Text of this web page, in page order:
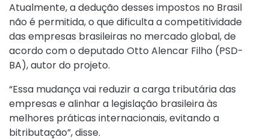
Atualmente, a dedução desses impostos no Brasil
não é permitida, o que dificulta a competitividade
das empresas brasileiras no mercado global, de
acordo com o deputado Otto Alencar Filho (PSD-
BA), autor do projeto.
“Essa mudança vai reduzir a carga tributária das
empresas e alinhar a legislação brasileira às
melhores práticas internacionais, evitando a
bitributação”, disse.